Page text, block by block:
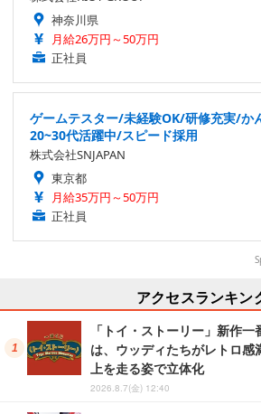
神奈川県
月給26万円～50万円
正社員
ゲームテスター/未経験OK/研修充実/か
20~30代活躍中/スピード採用
株式会社SNJAPAN
東京都
月給35万円～50万円
正社員
アクセスランキン
「トイ・ストーリー」新作
は、ウッディたちがレトロ感
上を走る姿で立体化
2026.8.7(金) 12:40